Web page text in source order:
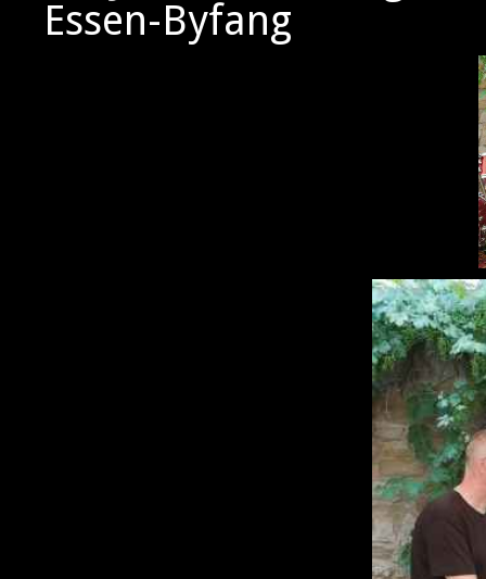
Essen-Byfang